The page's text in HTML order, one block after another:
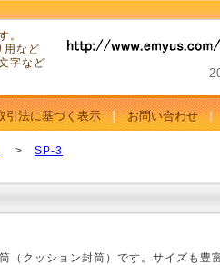
。
用など
字など
引法に基づく表示 お問い合わせ
> SP-3
（クッション封筒）です。サイズも豊